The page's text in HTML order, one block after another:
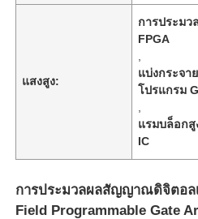
แสงสูง:
การประม
FPGA
แบ่งกระจา
โปรแกรม
แรมบล็อกสู
IC
การประมวลผลสัญญาณดิจิตอล
Field Programmable Gate